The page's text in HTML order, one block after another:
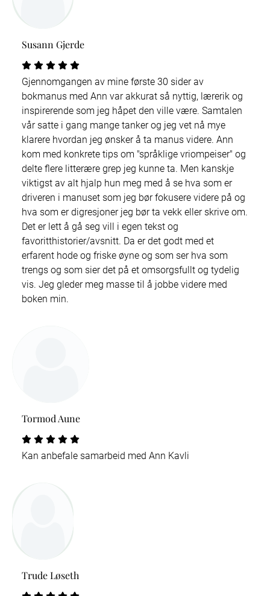
Susann Gjerde
Gjennomgangen av mine første 30 sider av
bokmanus med Ann var akkurat så nyttig, lærerik og
inspirerende som jeg håpet den ville være. Samtalen
vår satte i gang mange tanker og jeg vet nå mye
klarere hvordan jeg ønsker å ta manus videre. Ann
kom med konkrete tips om "språklige vriompeiser" og
delte flere litterære grep jeg kunne ta. Men kanskje
viktigst av alt hjalp hun meg med å se hva som er
driveren i manuset som jeg bør fokusere videre på og
hva som er digresjoner jeg bør ta vekk eller skrive om.
Det er lett å gå seg vill i egen tekst og
favoritthistorier/avsnitt. Da er det godt med et
erfarent hode og friske øyne og som ser hva som
trengs og som sier det på et omsorgsfullt og tydelig
vis. Jeg gleder meg masse til å jobbe videre med
boken min.
Tormod Aune
Kan anbefale samarbeid med Ann Kavli
Trude Løseth